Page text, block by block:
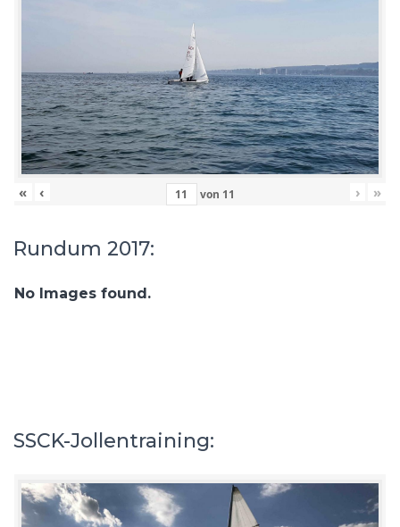
« ‹ von 11 › »
Rundum 2017:
No Images found.
SSCK-Jollentraining: